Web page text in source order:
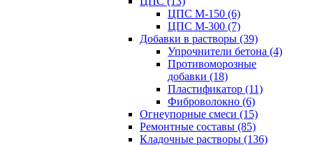
ЦПС М-150 (6)
ЦПС М-300 (7)
Добавки в растворы (39)
Упрочнители бетона (4)
Противоморозные
добавки (18)
Пластификатор (11)
Фиброволокно (6)
Огнеупорные смеси (15)
Ремонтные составы (85)
Кладочные растворы (136)